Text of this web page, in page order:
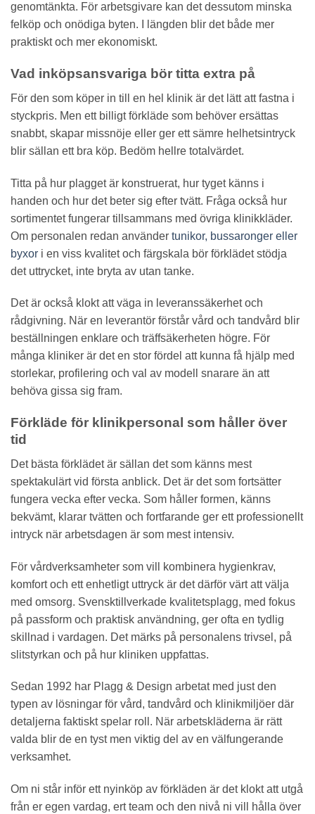
genomtänkta. För arbetsgivare kan det dessutom minska
felköp och onödiga byten. I längden blir det både mer
praktiskt och mer ekonomiskt.
Vad inköpsansvariga bör titta extra på
För den som köper in till en hel klinik är det lätt att fastna i
styckpris. Men ett billigt förkläde som behöver ersättas
snabbt, skapar missnöje eller ger ett sämre helhetsintryck
blir sällan ett bra köp. Bedöm hellre totalvärdet.
Titta på hur plagget är konstruerat, hur tyget känns i
handen och hur det beter sig efter tvätt. Fråga också hur
sortimentet fungerar tillsammans med övriga klinikkläder.
Om personalen redan använder tunikor, bussaronger eller
byxor i en viss kvalitet och färgskala bör förklädet stödja
det uttrycket, inte bryta av utan tanke.
Det är också klokt att väga in leveranssäkerhet och
rådgivning. När en leverantör förstår vård och tandvård blir
beställningen enklare och träffsäkerheten högre. För
många kliniker är det en stor fördel att kunna få hjälp med
storlekar, profilering och val av modell snarare än att
behöva gissa sig fram.
Förkläde för klinikpersonal som håller över
tid
Det bästa förklädet är sällan det som känns mest
spektakulärt vid första anblick. Det är det som fortsätter
fungera vecka efter vecka. Som håller formen, känns
bekvämt, klarar tvätten och fortfarande ger ett professionellt
intryck när arbetsdagen är som mest intensiv.
För vårdverksamheter som vill kombinera hygienkrav,
komfort och ett enhetligt uttryck är det därför värt att välja
med omsorg. Svensktillverkade kvalitetsplagg, med fokus
på passform och praktisk användning, ger ofta en tydlig
skillnad i vardagen. Det märks på personalens trivsel, på
slitstyrkan och på hur kliniken uppfattas.
Sedan 1992 har Plagg & Design arbetat med just den
typen av lösningar för vård, tandvård och klinikmiljöer där
detaljerna faktiskt spelar roll. När arbetskläderna är rätt
valda blir de en tyst men viktig del av en välfungerande
verksamhet.
Om ni står inför ett nyinköp av förkläden är det klokt att utgå
från er egen vardag, ert team och den nivå ni vill hålla över